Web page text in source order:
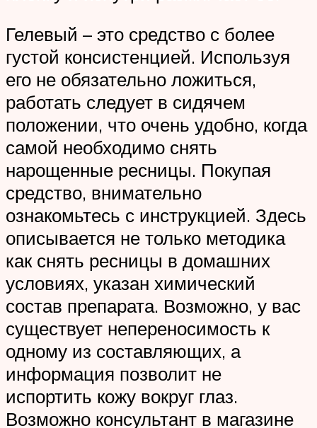
Гелевый – это средство с более
густой консистенцией. Используя
его не обязательно ложиться,
работать следует в сидячем
положении, что очень удобно, когда
самой необходимо снять
нарощенные ресницы. Покупая
средство, внимательно
ознакомьтесь с инструкцией. Здесь
описывается не только методика
как снять ресницы в домашних
условиях, указан химический
состав препарата. Возможно, у вас
существует непереносимость к
одному из составляющих, а
информация позволит не
испортить кожу вокруг глаз.
Возможно консультант в магазине